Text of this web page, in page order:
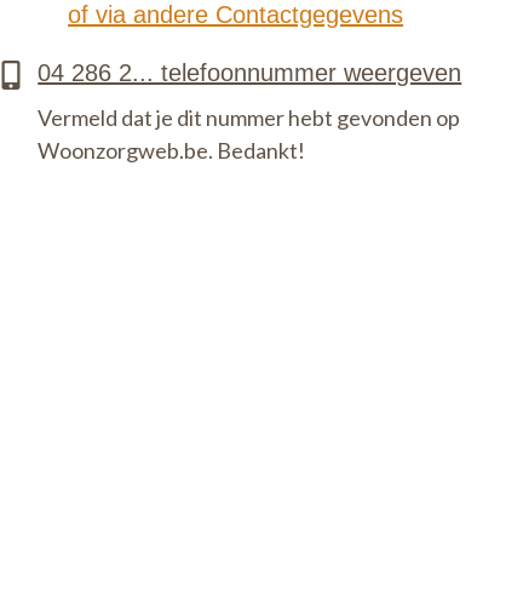
of via andere Contactgegevens
Vermeld dat je dit nummer hebt gevonden op
Woonzorgweb.be. Bedankt!